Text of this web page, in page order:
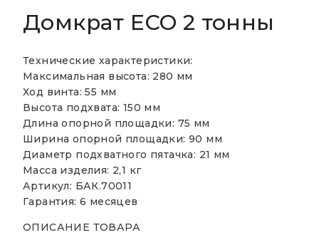
Домкрат ECO 2 тонны
Технические характеристики:
Максимальная высота: 280 мм
Ход винта: 55 мм
Высота подхвата: 150 мм
Длина опорной площадки: 75 мм
Ширина опорной площадки: 90 мм
Диаметр подхватного пятачка: 21 мм
Масса изделия: 2,1 кг
Артикул: БАК.70011
Гарантия: 6 месяцев
ОПИСАНИЕ ТОВАРА